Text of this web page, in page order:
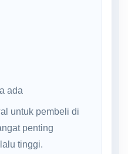
ada
untuk pembeli di
penting
tinggi.